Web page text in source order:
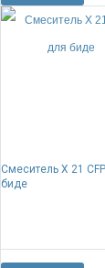
Смеситель X 21
биде